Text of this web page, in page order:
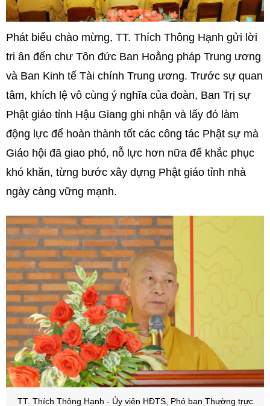
Phát biểu chào mừng, TT. Thích Thông Hạnh gửi lời
tri ân đến chư Tôn đức Ban Hoằng pháp Trung ương
và Ban Kinh tế Tài chính Trung ương. Trước sự quan
tâm, khích lệ vô cùng ý nghĩa của đoàn, Ban Trị sự
Phật giáo tỉnh Hậu Giang ghi nhận và lấy đó làm
động lực để hoàn thành tốt các công tác Phật sự mà
Giáo hội đã giao phó, nỗ lực hơn nữa để khắc phục
khó khăn, từng bước xây dựng Phật giáo tỉnh nhà
ngày càng vững mạnh.
TT. Thích Thông Hạnh - Ủy viên HĐTS, Phó ban Thường trực